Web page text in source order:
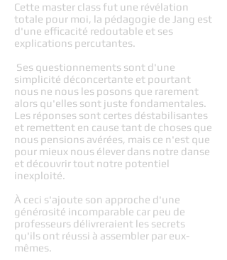
Cette master class fut une révélation
totale pour moi, la pédagogie de Jang est
d'une efficacité redoutable et ses
explications percutantes.
Ses questionnements sont d'une
simplicité déconcertante et pourtant
nous ne nous les posons que rarement
alors qu'elles sont juste fondamentales.
Les réponses sont certes déstabilisantes
et remettent en cause tant de choses que
nous pensions avérées, mais ce n'est que
pour mieux nous élever dans notre danse
et découvrir tout notre potentiel
inexploité.
À ceci s'ajoute son approche d'une
générosité incomparable car peu de
professeurs délivreraient les secrets
qu'ils ont réussi à assembler par eux-
mêmes.